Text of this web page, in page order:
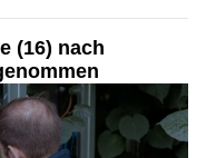
(16) nach